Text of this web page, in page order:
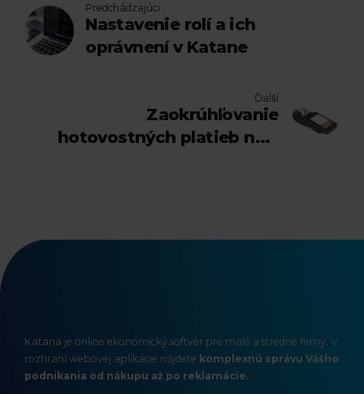
Predchádzajúci
Nastavenie rolí a ich
oprávnení v Katane
Ďalší
Zaokrúhľovanie
hotovostných platieb na 5
Katana je online ekonomický softvér pre malé a stredné firmy. V
rozhraní webovej aplikácie nájdete komplexnú správu Vášho
podnikania od nákupu až po reklamácie.